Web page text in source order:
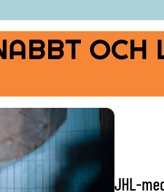
OCH
JHL-